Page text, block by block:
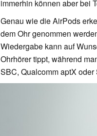
immerhin können aber bei
Genau wie die AirPods
dem Ohr genommen
Wiedergabe kann auf
Ohrhörer tippt, während
SBC, Qualcomm aptX